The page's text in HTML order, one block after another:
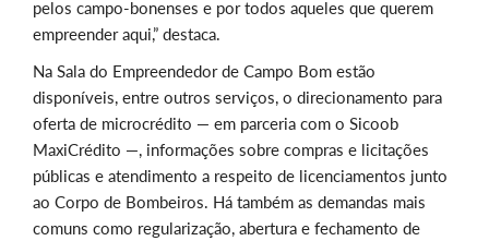
pelos campo-bonenses e por todos aqueles que querem
empreender aqui,” destaca.
Na Sala do Empreendedor de Campo Bom estão
disponíveis, entre outros serviços, o direcionamento para
oferta de microcrédito — em parceria com o Sicoob
MaxiCrédito —, informações sobre compras e licitações
públicas e atendimento a respeito de licenciamentos junto
ao Corpo de Bombeiros. Há também as demandas mais
comuns como regularização, abertura e fechamento de